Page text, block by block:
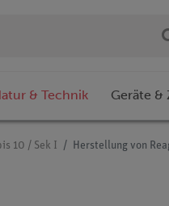
& Technik Geräte &
10 / Sek I Herstellung von